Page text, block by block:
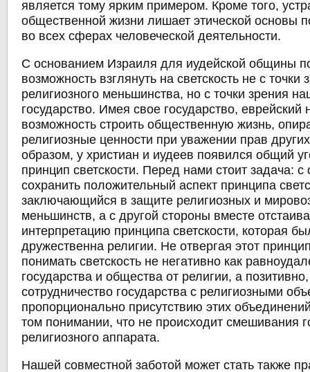
является тому ярким примером. Кроме того,
общественной жизни лишает этической основы
во всех сферах человеческой деятельности.
С основанием Израиля для иудейской общины
возможность взглянуть на светскость не с точки
религиозного меньшинства, но с точки зрения
государство. Имея свое государство, еврейский
возможность строить общественную жизнь,
религиозные ценности при уважении прав
образом, у христиан и иудеев появился общий
принцип светскости. Перед нами стоит задача:
сохранить положительный аспект принципа
заключающийся в защите религиозных и
меньшинств, а с другой стороны вместе
интерпретацию принципа светскости, которая
дружественна религии. Не отвергая этот
понимать светскость не негативно как
государства и общества от религии, а позитивно,
сотрудничество государства с религиозными
пропорционально присутствию этих
том понимании, что не происходит смешивания
религиозного аппарата.
Нашей совместной заботой может стать также